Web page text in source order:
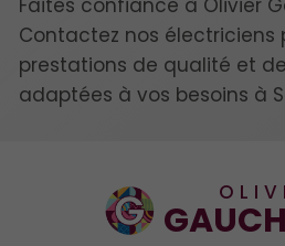
Faites confiance à Olivier
Contactez nos électriciens
prestations de qualité et
adaptées à vos besoins à